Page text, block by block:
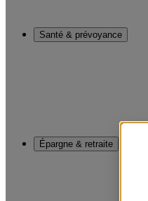
Santé & prévoyance
Épargne & retraite